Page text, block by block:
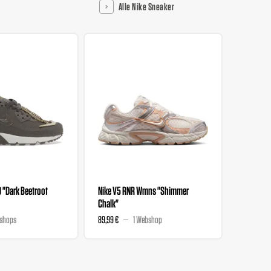
Alle Nike Sneaker
"Dark Beetroot
Nike V5 RNR Wmns "Shimmer
Chalk"
89,99 € 1 Webshop